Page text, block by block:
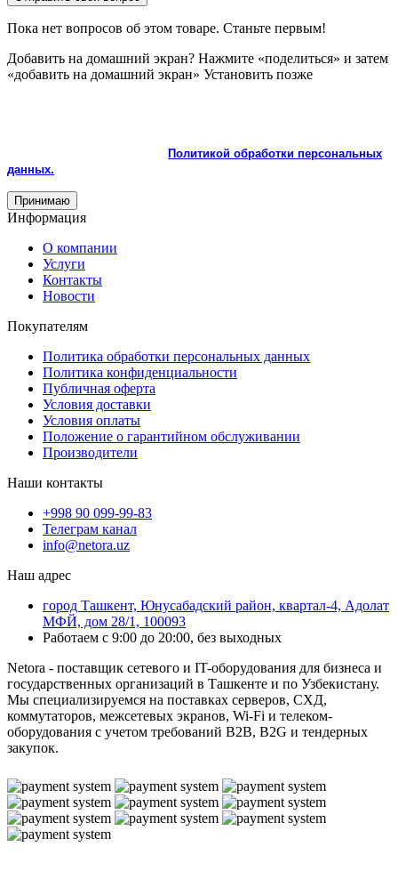
Пока нет вопросов об этом товаре. Станьте первым!
Добавить на домашний экран? Нажмите «поделиться» и затем
«добавить на домашний экран» Установить позже
Политикой обработки персональных
данных.
Принимаю
Информация
О компании
Услуги
Контакты
Новости
Покупателям
Политика обработки персональных данных
Политика конфиденциальности
Публичная оферта
Условия доставки
Условия оплаты
Положение о гарантийном обслуживании
Производители
Наши контакты
+998 90 099-99-83
Телеграм канал
info@netora.uz
Наш адрес
город Ташкент, Юнусабадский район, квартал-4, Адолат
МФЙ, дом 28/1, 100093
Работаем с 9:00 до 20:00, без выходных
Netora - поставщик сетевого и IT-оборудования для бизнеса и
государственных организаций в Ташкенте и по Узбекистану.
Мы специализируемся на поставках серверов, СХД,
коммутаторов, межсетевых экранов, Wi-Fi и телеком-
оборудования с учетом требований B2B, B2G и тендерных
закупок.